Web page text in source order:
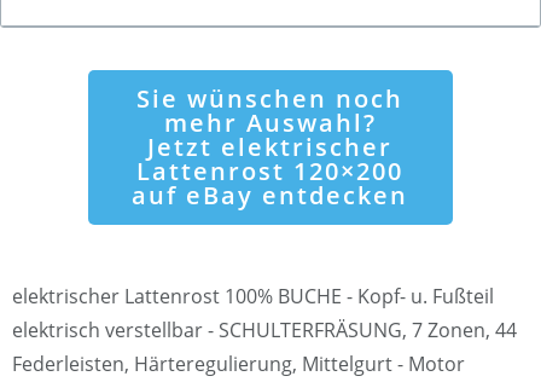
Sie wünschen noch
mehr Auswahl?
Jetzt elektrischer
Lattenrost 120×200
auf eBay entdecken
elektrischer Lattenrost 100% BUCHE - Kopf- u. Fußteil
elektrisch verstellbar - SCHULTERFRÄSUNG, 7 Zonen, 44
Federleisten, Härteregulierung, Mittelgurt - Motor